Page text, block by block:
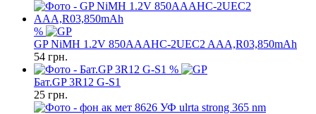
%
GP NiMH 1.2V 850AAAHC-2UEC2 AAA,R03,850mAh
54 грн.
%
Бат.GP 3R12 G-S1
25 грн.